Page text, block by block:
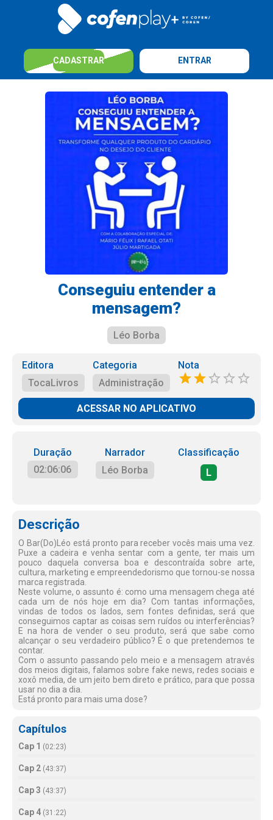
CADASTRAR ENTRAR
Conseguiu entender a
mensagem?
Léo Borba
Editora
TocaLivros
Categoria
Administração
Nota
ACESSAR NO APLICATIVO
Duração
02:06:06
Narrador
Léo Borba
Classificação
L
Descrição
O Bar(Do)Léo está pronto para receber vocês mais uma vez.
Puxe a cadeira e venha sentar com a gente, ter mais um
pouco daquela conversa boa e descontraída sobre arte,
cultura, marketing e empreendedorismo que tornou-se nossa
marca registrada.
Neste volume, o assunto é: como uma mensagem chega até
cada um de nós hoje em dia? Com tantas informações,
vindas de todos os lados, sem fontes definidas, será que
conseguimos captar as coisas sem ruídos ou interferências?
E na hora de vender o seu produto, será que sabe como
alcançar o seu verdadeiro público? É o que pretendemos te
contar.
Com o assunto passando pelo meio e a mensagem através
dos meios digitais, falamos sobre fake news, redes sociais e
xoxô media, de um jeito bem direto e prático, para que possa
usar no dia a dia.
Está pronto para mais uma dose?
Capítulos
Cap 1 (02:23)
Cap 2 (43:37)
Cap 3 (43:37)
Cap 4 (31:22)